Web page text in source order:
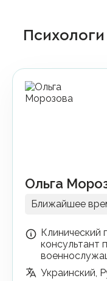
Ольга
Ближайшее
Клинический
консультант
Украинский,